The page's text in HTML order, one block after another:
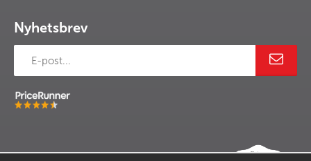
Nyhetsbrev